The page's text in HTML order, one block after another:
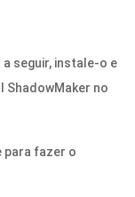
seguir, instale-o e
ShadowMaker no
para fazer o